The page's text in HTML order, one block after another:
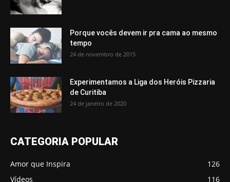
Porque vocês devem ir pra cama ao mesmo
tempo
24 de novembro de 2015
Experimentamos a Liga dos Heróis Pizzaria
de Curitiba
24 de janeiro de 2020
CATEGORIA POPULAR
Amor que Inspira
126
Vídeos
116